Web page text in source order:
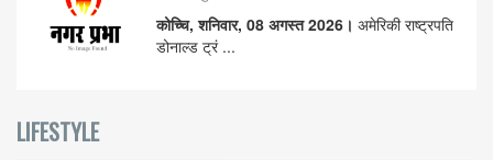
कोच्चि, शनिवार, 08 अगस्त 2026। अमेरिकी राष्ट्रपति
डोनाल्ड ट्रं ...
LIFESTYLE